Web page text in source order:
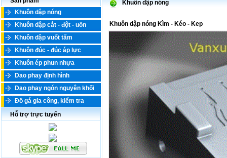
Khuôn dập nóng
Khuôn dập cắt - đột - uốn
Khuôn dập vuốt tấm
Khuôn đúc - đúc áp lực
Khuôn ép phun nhựa
Dao phay định hình
Dao phay ngón nguyên khối
Đồ gá gia công, kiểm tra
Hỗ trợ trực tuyến
Khuôn dập nóng
Khuôn dập nóng Kìm - Kéo - Kep